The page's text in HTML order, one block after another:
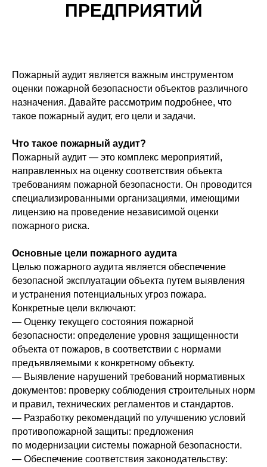
ПРЕДПРИЯТИЙ
Пожарный аудит является важным инструментом
оценки пожарной безопасности объектов различного
назначения. Давайте рассмотрим подробнее, что
такое пожарный аудит, его цели и задачи.
Что такое пожарный аудит?
Пожарный аудит — это комплекс мероприятий,
направленных на оценку соответствия объекта
требованиям пожарной безопасности. Он проводится
специализированными организациями, имеющими
лицензию на проведение независимой оценки
пожарного риска.
Основные цели пожарного аудита
Целью пожарного аудита является обеспечение
безопасной эксплуатации объекта путем выявления
и устранения потенциальных угроз пожара.
Конкретные цели включают:
— Оценку текущего состояния пожарной
безопасности: определение уровня защищенности
объекта от пожаров, в соответствии с нормами
предъявляемыми к конкретному объекту.
— Выявление нарушений требований нормативных
документов: проверку соблюдения строительных норм
и правил, технических регламентов и стандартов.
— Разработку рекомендаций по улучшению условий
противопожарной защиты: предложения
по модернизации системы пожарной безопасности.
— Обеспечение соответствия законодательству: